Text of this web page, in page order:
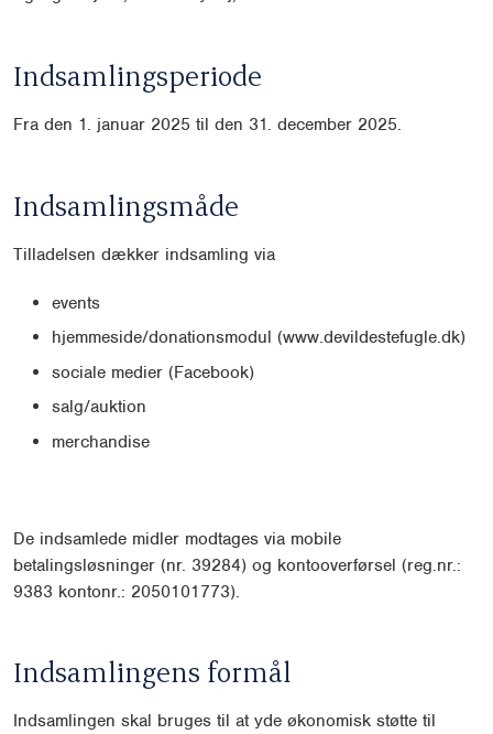
Indsamlingsperiode
Fra den 1. januar 2025 til den 31. december 2025.
Indsamlingsmåde
Tilladelsen dækker indsamling via
events
hjemmeside/donationsmodul (www.devildestefugle.dk)
sociale medier (Facebook)
salg/auktion
merchandise
De indsamlede midler modtages via mobile
betalingsløsninger (nr. 39284) og kontooverførsel (reg.nr.:
9383 kontonr.: 2050101773).
Indsamlingens formål
Indsamlingen skal bruges til at yde økonomisk støtte til